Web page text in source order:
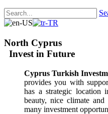
North Cyprus
Invest in Future
Cyprus Turkish
provides you with
has a strategic location
beauty, nice climate
many investment